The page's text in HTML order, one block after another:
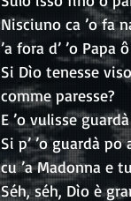
Nisciuno ca ’o fa
’a fora d’ ’o Papa
Si Dìo tenesse
comme paresse?
E ’o vulisse
Si p’ ’o guardà po
cu ’a Madonna e
Séh, séh, Dìo è